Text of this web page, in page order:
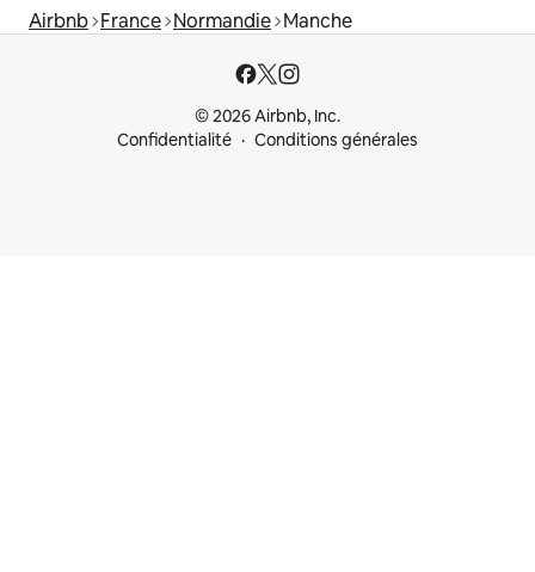
Airbnb France Normandie Manche
© 2026 Airbnb, Inc.
Confidentialité
Conditions générales